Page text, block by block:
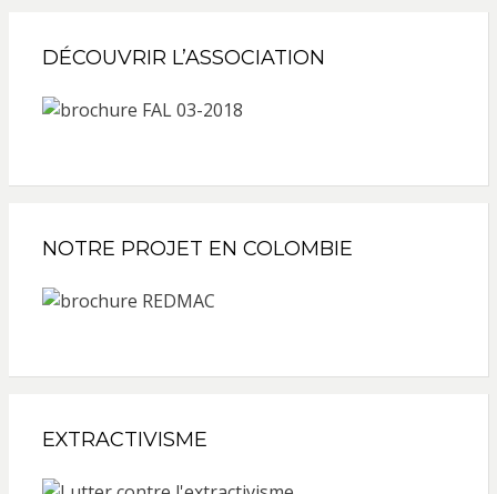
DÉCOUVRIR L’ASSOCIATION
NOTRE PROJET EN COLOMBIE
EXTRACTIVISME